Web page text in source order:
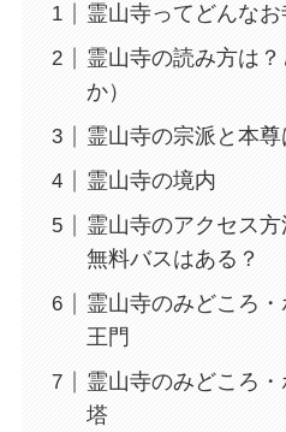
霊山寺ってどんなお
霊山寺の読み方は
か）
霊山寺の宗派と本尊
霊山寺の境内
霊山寺のアクセス方
無料バスはある？
霊山寺のみどころ
王門
霊山寺のみどころ
塔